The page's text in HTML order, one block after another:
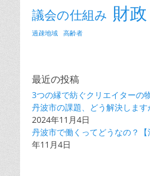
議会の仕組み 財政
過疎地域 高齢者
最近の投稿
3つの縁で紡ぐクリエイターの
丹波市の課題、どう解決します
2024年11月4日
丹波市で働くってどうなの？【
年11月4日